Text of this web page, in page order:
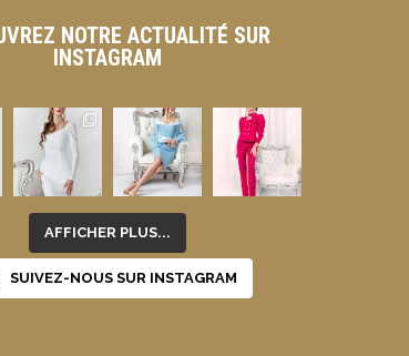
NOTRE ACTUALITÉ SUR
INSTAGRAM
AFFICHER PLUS...
SUIVEZ-NOUS SUR INSTAGRAM